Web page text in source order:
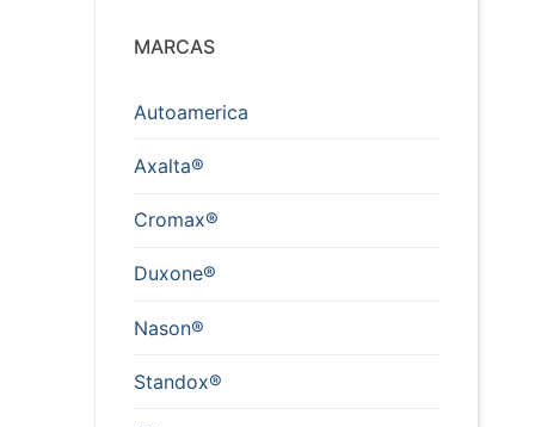
MARCAS
Autoamerica
Axalta®
Cromax®
Duxone®
Nason®
Standox®